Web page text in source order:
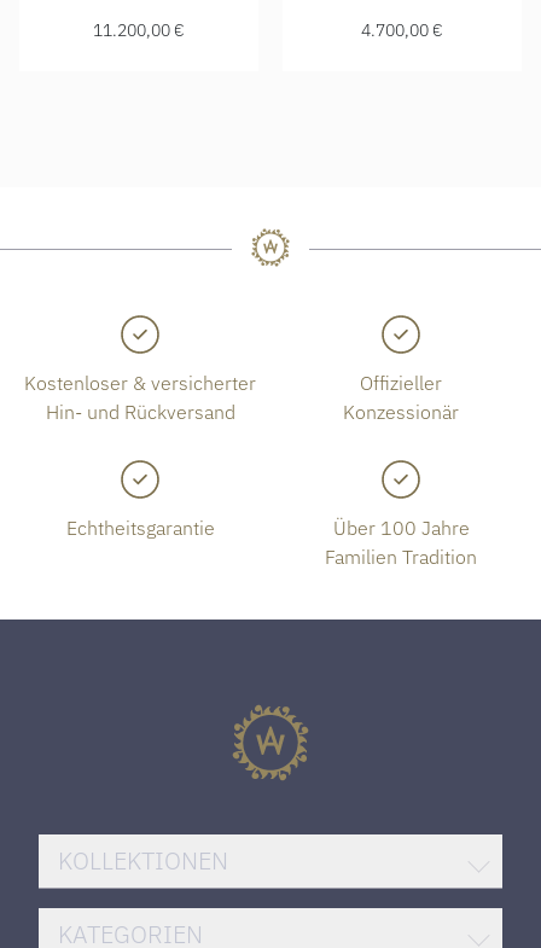
11.200,00 €
4.700,00 €
Kostenloser & versicherter
Hin- und Rückversand
Offizieller
Konzessionär
Echtheitsgarantie
Über 100 Jahre
Familien Tradition
KOLLEKTIONEN
BREITLING SUPEROCEAN
KATEGORIEN